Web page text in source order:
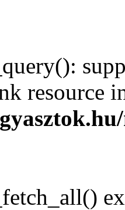
resource